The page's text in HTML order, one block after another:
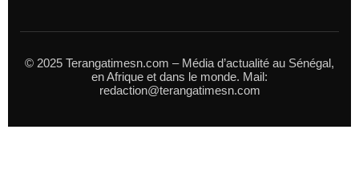
© 2025 Terangatimesn.com – Média d’actualité au Sénégal,
en Afrique et dans le monde. Mail:
redaction@terangatimesn.com